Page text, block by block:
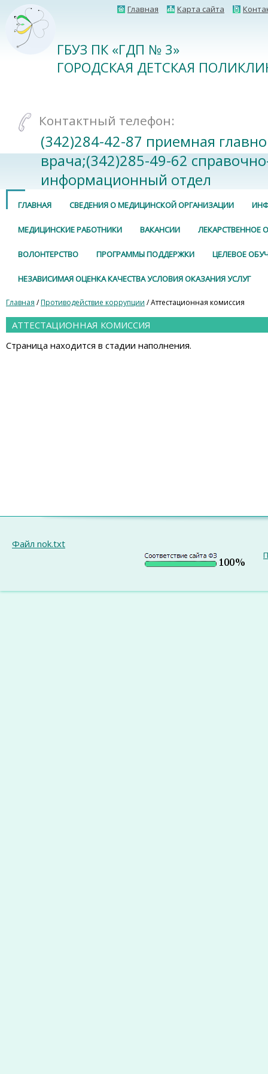
Главная Карта сайта
ГБУЗ ПК «ГДП № 3»
ГОРОДСКАЯ ДЕТСКАЯ
Контактный телефон:
(342)284-42-87 приемная
врача;(342)285-49-62
информационный отдел
ГЛАВНАЯ СВЕДЕНИЯ О МЕДИЦИНСКОЙ ОРГАНИЗАЦИИ
МЕДИЦИНСКИЕ РАБОТНИКИ ВАКАНСИИ ЛЕКАРСТВЕННОЕ
ВОЛОНТЕРСТВО ПРОГРАММЫ ПОДДЕРЖКИ ЦЕЛЕВОЕ
НЕЗАВИСИМАЯ ОЦЕНКА КАЧЕСТВА УСЛОВИЯ ОКАЗАНИЯ УСЛУГ
Главная /Противодействие коррупции / Аттестационная комиссия
АТТЕСТАЦИОННАЯ КОМИССИЯ
Страница находится в стадии наполнения.
Файл nok.txt